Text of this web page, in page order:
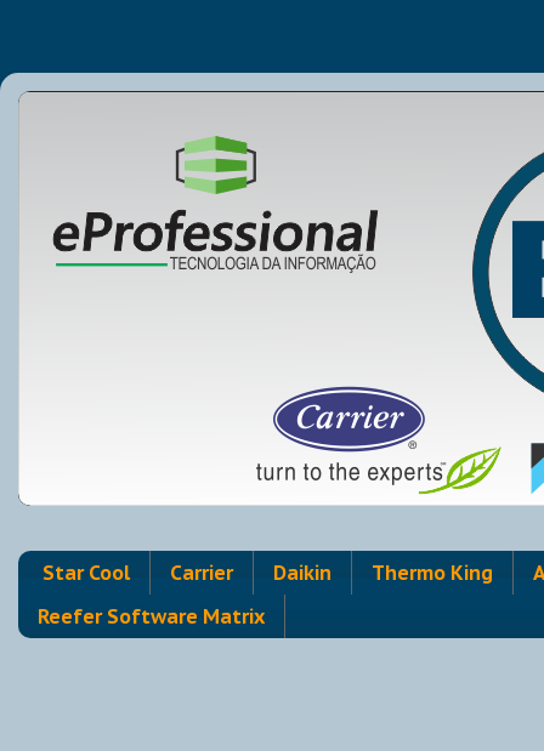
Star Cool Carrier Daikin Thermo King
Reefer Software Matrix